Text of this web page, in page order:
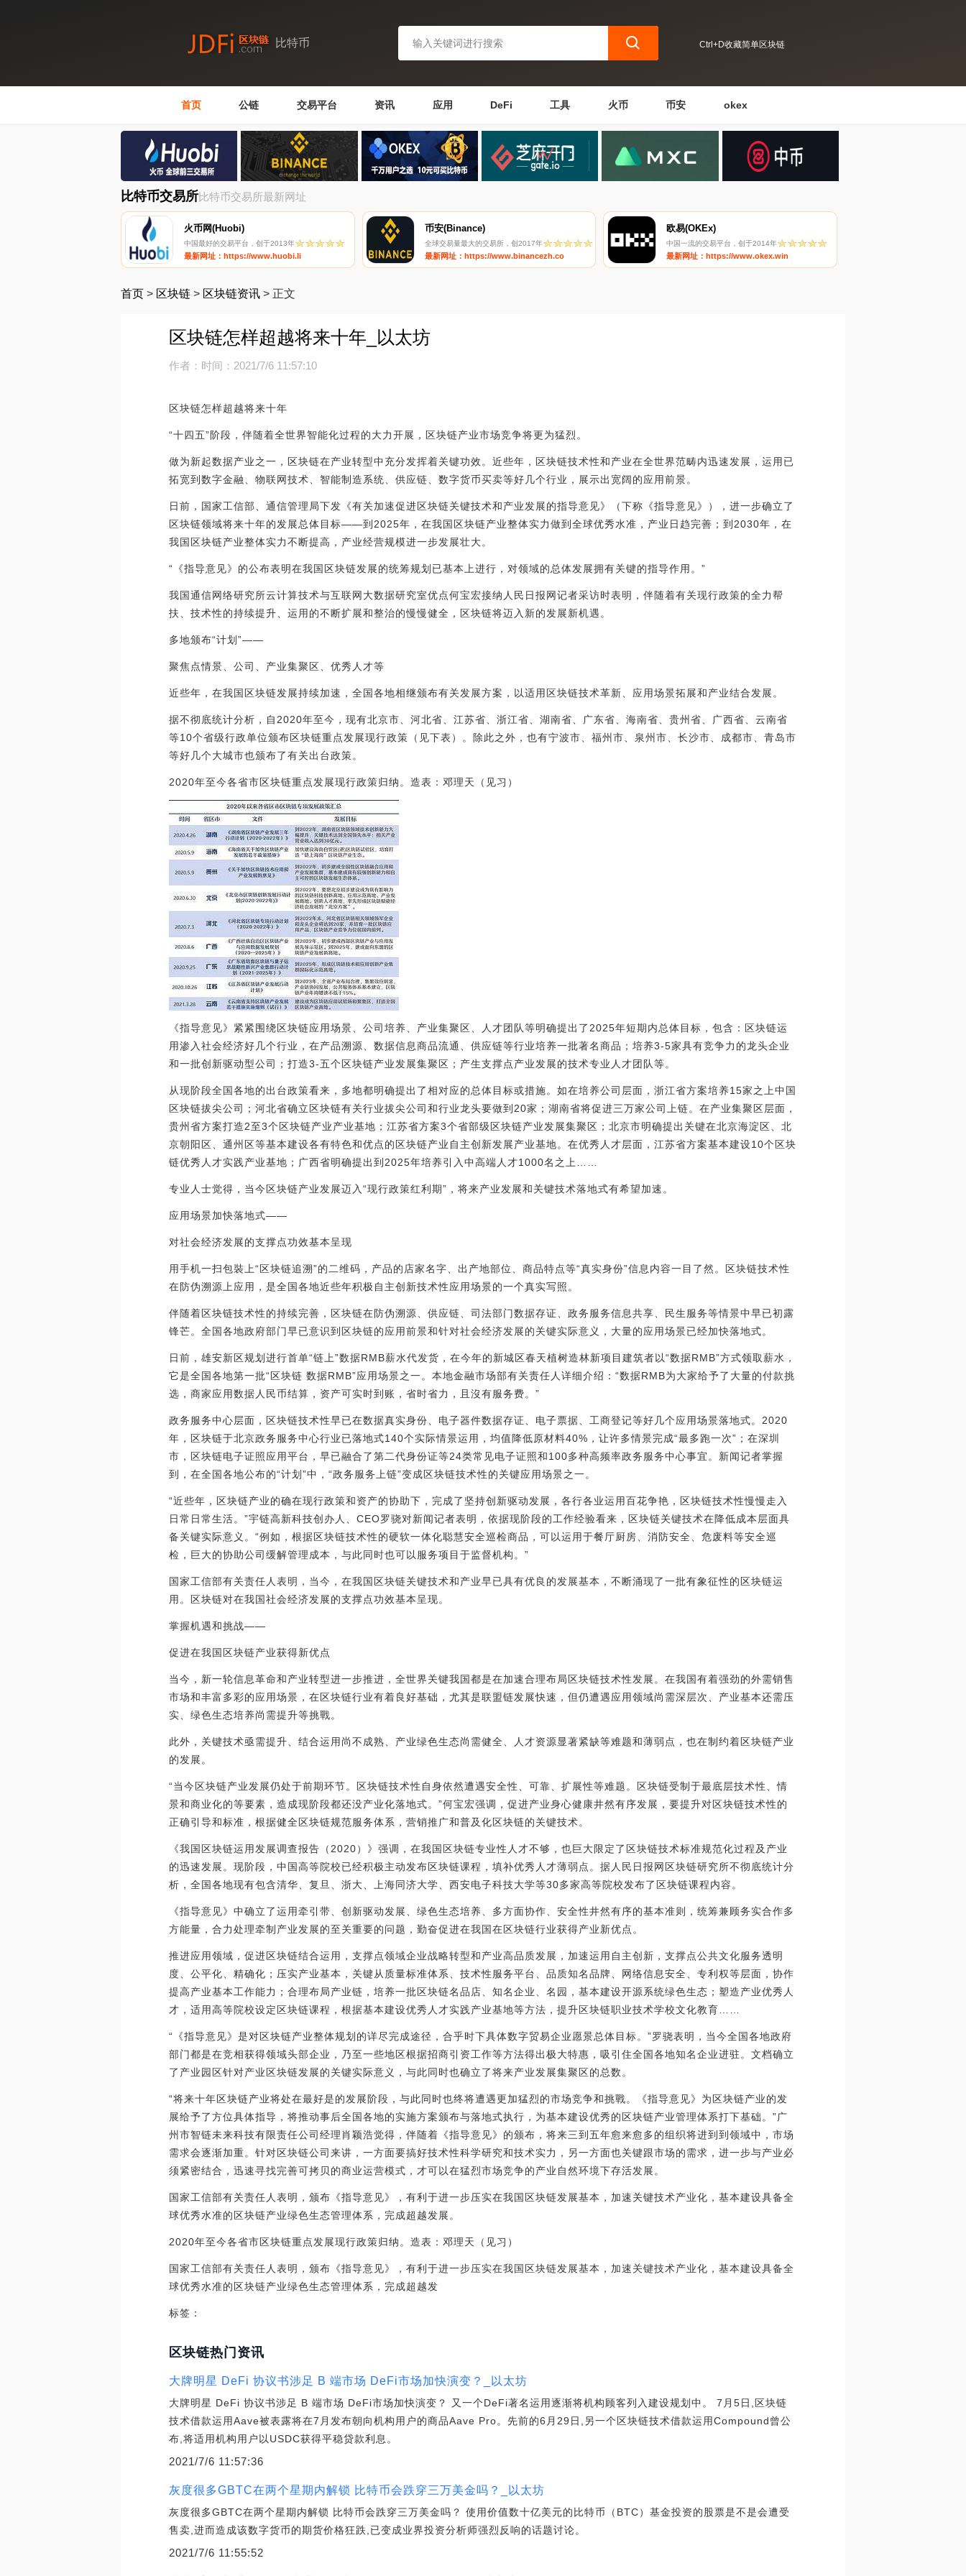
比特币 Ctrl+D收藏简单区块链
首页 公链 交易平台 资讯 应用 DeFi 工具 火币 币安 okex
比特币交易所比特币交易所最新网址
火币网(Huobi)
中国最好的交易平台，创于2013年
最新网址：https://www.huobi.li
币安(Binance)
全球交易量最大的交易所，创2017年
最新网址：https://www.binancezh.co
欧易(OKEx)
中国一流的交易平台，创于2014年
最新网址：https://www.okex.win
首页 > 区块链 > 区块链资讯 > 正文
区块链怎样超越将来十年_以太坊
作者： 时间：2021/7/6 11:57:10
区块链怎样超越将来十年
“十四五”阶段，伴随着全世界智能化过程的大力开展，区块链产业市场竞争将更为猛烈。
做为新起数据产业之一，区块链在产业转型中充分发挥着关键功效。近些年，区块链技术性和产业在全世界范畴内迅速发展，运用已
拓宽到数字金融、物联网技术、智能制造系统、供应链、数字货币买卖等好几个行业，展示出宽阔的应用前景。
日前，国家工信部、通信管理局下发《有关加速促进区块链关键技术和产业发展的指导意见》（下称《指导意见》），进一步确立了
区块链领域将来十年的发展总体目标——到2025年，在我国区块链产业整体实力做到全球优秀水准，产业日趋完善；到2030年，在
我国区块链产业整体实力不断提高，产业经营规模进一步发展壮大。
“《指导意见》的公布表明在我国区块链发展的统筹规划已基本上进行，对领域的总体发展拥有关键的指导作用。”
我国通信网络研究所云计算技术与互联网大数据研究室优点何宝宏接纳人民日报网记者采访时表明，伴随着有关现行政策的全力帮
扶、技术性的持续提升、运用的不断扩展和整治的慢慢健全，区块链将迈入新的发展新机遇。
多地颁布“计划”——
聚焦点情景、公司、产业集聚区、优秀人才等
近些年，在我国区块链发展持续加速，全国各地相继颁布有关发展方案，以适用区块链技术革新、应用场景拓展和产业结合发展。
据不彻底统计分析，自2020年至今，现有北京市、河北省、江苏省、浙江省、湖南省、广东省、海南省、贵州省、广西省、云南省
等10个省级行政单位颁布区块链重点发展现行政策（见下表）。除此之外，也有宁波市、福州市、泉州市、长沙市、成都市、青岛市
等好几个大城市也颁布了有关出台政策。
2020年至今各省市区块链重点发展现行政策归纳。造表：邓理天（见习）
《指导意见》紧紧围绕区块链应用场景、公司培养、产业集聚区、人才团队等明确提出了2025年短期内总体目标，包含：区块链运
用渗入社会经济好几个行业，在产品溯源、数据信息商品流通、供应链等行业培养一批著名商品；培养3-5家具有竞争力的龙头企业
和一批创新驱动型公司；打造3-五个区块链产业发展集聚区；产生支撑点产业发展的技术专业人才团队等。
从现阶段全国各地的出台政策看来，多地都明确提出了相对应的总体目标或措施。如在培养公司层面，浙江省方案培养15家之上中国
区块链拔尖公司；河北省确立区块链有关行业拔尖公司和行业龙头要做到20家；湖南省将促进三万家公司上链。在产业集聚区层面，
贵州省方案打造2至3个区块链产业产业基地；江苏省方案3个省部级区块链产业发展集聚区；北京市明确提出关键在北京海淀区、北
京朝阳区、通州区等基本建设各有特色和优点的区块链产业自主创新发展产业基地。在优秀人才层面，江苏省方案基本建设10个区块
链优秀人才实践产业基地；广西省明确提出到2025年培养引入中高端人才1000名之上……
专业人士觉得，当今区块链产业发展迈入“现行政策红利期”，将来产业发展和关键技术落地式有希望加速。
应用场景加快落地式——
对社会经济发展的支撑点功效基本呈现
用手机一扫包裝上“区块链追溯”的二维码，产品的店家名字、出产地部位、商品特点等“真实身份”信息内容一目了然。区块链技术性
在防伪溯源上应用，是全国各地近些年积极自主创新技术性应用场景的一个真实写照。
伴随着区块链技术性的持续完善，区块链在防伪溯源、供应链、司法部门数据存证、政务服务信息共享、民生服务等情景中早已初露
锋芒。全国各地政府部门早已意识到区块链的应用前景和针对社会经济发展的关键实际意义，大量的应用场景已经加快落地式。
日前，雄安新区规划进行首单“链上”数据RMB薪水代发货，在今年的新城区春天植树造林新项目建筑者以“数据RMB”方式领取薪水，
它是全国各地第一批“区块链 数据RMB”应用场景之一。本地金融市场部有关责任人详细介绍：“数据RMB为大家给予了大量的付款挑
选，商家应用数据人民币结算，资产可实时到账，省时省力，且沒有服务费。”
政务服务中心层面，区块链技术性早已在数据真实身份、电子器件数据存证、电子票据、工商登记等好几个应用场景落地式。2020
年，区块链于北京政务服务中心行业已落地式140个实际情景运用，均值降低原材料40%，让许多情景完成“最多跑一次”；在深圳
市，区块链电子证照应用平台，早已融合了第二代身份证等24类常见电子证照和100多种高频率政务服务中心事宜。新闻记者掌握
到，在全国各地公布的“计划”中，“政务服务上链”变成区块链技术性的关键应用场景之一。
“近些年，区块链产业的确在现行政策和资产的协助下，完成了坚持创新驱动发展，各行各业运用百花争艳，区块链技术性慢慢走入
日常日常生活。”宇链高新科技创办人、CEO罗骁对新闻记者表明，依据现阶段的工作经验看来，区块链关键技术在降低成本层面具
备关键实际意义。“例如，根据区块链技术性的硬软一体化聪慧安全巡检商品，可以运用于餐厅厨房、消防安全、危废料等安全巡
检，巨大的协助公司缓解管理成本，与此同时也可以服务项目于监督机构。”
国家工信部有关责任人表明，当今，在我国区块链关键技术和产业早已具有优良的发展基本，不断涌现了一批有象征性的区块链运
用。区块链对在我国社会经济发展的支撑点功效基本呈现。
掌握机遇和挑战——
促进在我国区块链产业获得新优点
当今，新一轮信息革命和产业转型进一步推进，全世界关键我国都是在加速合理布局区块链技术性发展。在我国有着强劲的外需销售
市场和丰富多彩的应用场景，在区块链行业有着良好基础，尤其是联盟链发展快速，但仍遭遇应用领域尚需深层次、产业基本还需压
实、绿色生态培养尚需提升等挑戰。
此外，关键技术亟需提升、结合运用尚不成熟、产业绿色生态尚需健全、人才资源显著紧缺等难题和薄弱点，也在制约着区块链产业
的发展。
“当今区块链产业发展仍处于前期环节。区块链技术性自身依然遭遇安全性、可靠、扩展性等难题。区块链受制于最底层技术性、情
景和商业化的等要素，造成现阶段都还没产业化落地式。”何宝宏强调，促进产业身心健康井然有序发展，要提升对区块链技术性的
正确引导和标准，根据健全区块链规范服务体系，营销推广和普及化区块链的关键技术。
《我国区块链运用发展调查报告（2020）》强调，在我国区块链专业性人才不够，也巨大限定了区块链技术标准规范化过程及产业
的迅速发展。现阶段，中国高等院校已经积极主动发布区块链课程，填补优秀人才薄弱点。据人民日报网区块链研究所不彻底统计分
析，全国各地现有包含清华、复旦、浙大、上海同济大学、西安电子科技大学等30多家高等院校发布了区块链课程内容。
《指导意见》中确立了运用牵引带、创新驱动发展、绿色生态培养、多方面协作、安全性井然有序的基本准则，统筹兼顾务实合作多
方能量，合力处理牵制产业发展的至关重要的问题，勤奋促进在我国在区块链行业获得产业新优点。
推进应用领域，促进区块链结合运用，支撑点领域企业战略转型和产业高品质发展，加速运用自主创新，支撑点公共文化服务透明
度、公平化、精确化；压实产业基本，关键从质量标准体系、技术性服务平台、品质知名品牌、网络信息安全、专利权等层面，协作
提高产业基本工作能力；合理布局产业链，培养一批区块链名品店、知名企业、名园，基本建设开源系统绿色生态；塑造产业优秀人
才，适用高等院校设定区块链课程，根据基本建设优秀人才实践产业基地等方法，提升区块链职业技术学校文化教育……
“《指导意见》是对区块链产业整体规划的详尽完成途径，合乎时下具体数字贸易企业愿景总体目标。”罗骁表明，当今全国各地政府
部门都是在竞相获得领域头部企业，乃至一些地区根据招商引资工作等方法得出极大特惠，吸引住全国各地知名企业进驻。文档确立
了产业园区针对产业区块链发展的关键实际意义，与此同时也确立了将来产业发展集聚区的总数。
“将来十年区块链产业将处在最好是的发展阶段，与此同时也终将遭遇更加猛烈的市场竞争和挑戰。《指导意见》为区块链产业的发
展给予了方位具体指导，将推动事后全国各地的实施方案颁布与落地式执行，为基本建设优秀的区块链产业管理体系打下基础。”广
州市智链未来科技有限责任公司经理肖颖浩觉得，伴随着《指导意见》的颁布，将来三到五年愈来愈多的组织将进到到领域中，市场
需求会逐渐加重。针对区块链公司来讲，一方面要搞好技术性科学研究和技术实力，另一方面也关键跟市场的需求，进一步与产业必
须紧密结合，迅速寻找完善可拷贝的商业运营模式，才可以在猛烈市场竞争的产业自然环境下存活发展。
国家工信部有关责任人表明，颁布《指导意见》，有利于进一步压实在我国区块链发展基本，加速关键技术产业化，基本建设具备全
球优秀水准的区块链产业绿色生态管理体系，完成超越发展。
2020年至今各省市区块链重点发展现行政策归纳。造表：邓理天（见习）
国家工信部有关责任人表明，颁布《指导意见》，有利于进一步压实在我国区块链发展基本，加速关键技术产业化，基本建设具备全
球优秀水准的区块链产业绿色生态管理体系，完成超越发
标签：
区块链热门资讯
大牌明星 DeFi 协议书涉足 B 端市场 DeFi市场加快演变？_以太坊
大牌明星 DeFi 协议书涉足 B 端市场 DeFi市场加快演变？ 又一个DeFi著名运用逐渐将机构顾客列入建设规划中。 7月5日,区块链
技术借款运用Aave被表露将在7月发布朝向机构用户的商品Aave Pro。先前的6月29日,另一个区块链技术借款运用Compound曾公
布,将适用机构用户以USDC获得平稳贷款利息。
2021/7/6 11:57:36
灰度很多GBTC在两个星期内解锁 比特币会跌穿三万美金吗？_以太坊
灰度很多GBTC在两个星期内解锁 比特币会跌穿三万美金吗？ 使用价值数十亿美元的比特币（BTC）基金投资的股票是不是会遭受
售卖,进而造成该数字货币的期货价格狂跌,已变成业界投资分析师强烈反响的话题讨论。
2021/7/6 11:55:52